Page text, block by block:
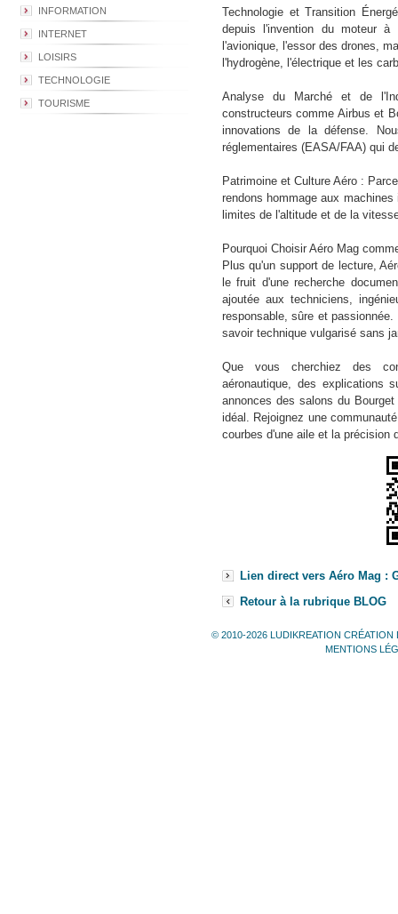
INFORMATION
INTERNET
LOISIRS
TECHNOLOGIE
TOURISME
Technologie et Transition
depuis l'invention du moteur à
l'avionique, l'essor des drones,
l'hydrogène, l'électrique et les
Analyse du Marché et de
constructeurs comme Airbus et
innovations de la défense.
réglementaires (EASA/FAA) qui
Patrimoine et Culture Aéro :
rendons hommage aux
limites de l'altitude et de la
Pourquoi Choisir Aéro Mag
Plus qu'un support de lecture,
le fruit d'une recherche
ajoutée aux techniciens,
responsable, sûre et
savoir technique vulgarisé sans
Que vous cherchiez des
aéronautique, des explications
annonces des salons du
idéal. Rejoignez une
courbes d'une aile et la précision
Lien direct vers Aéro Mag :
Retour à la rubrique BLOG
© 2010-2026 LUDIKREATION CRÉATION
MENTIONS